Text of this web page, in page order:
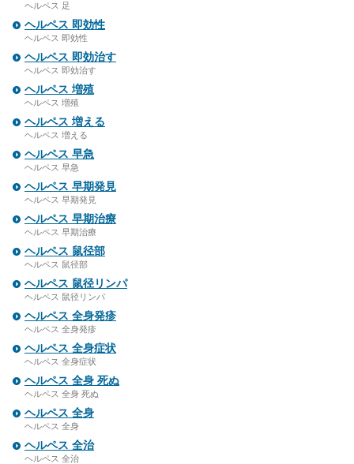
ヘルペス 足
ヘルペス 即効性
ヘルペス 即効性
ヘルペス 即効治す
ヘルペス 即効治す
ヘルペス 増殖
ヘルペス 増殖
ヘルペス 増える
ヘルペス 増える
ヘルペス 早急
ヘルペス 早急
ヘルペス 早期発見
ヘルペス 早期発見
ヘルペス 早期治療
ヘルペス 早期治療
ヘルペス 鼠径部
ヘルペス 鼠径部
ヘルペス 鼠径リンパ
ヘルペス 鼠径リンパ
ヘルペス 全身発疹
ヘルペス 全身発疹
ヘルペス 全身症状
ヘルペス 全身症状
ヘルペス 全身 死ぬ
ヘルペス 全身 死ぬ
ヘルペス 全身
ヘルペス 全身
ヘルペス 全治
ヘルペス 全治